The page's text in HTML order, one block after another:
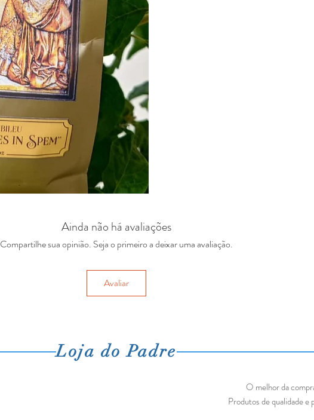
Ainda não há avaliações
Compartilhe sua opinião. Seja o primeiro a deixar uma avaliação.
Avaliar
Loja do Padre
O melhor da
Produtos de qualidade e